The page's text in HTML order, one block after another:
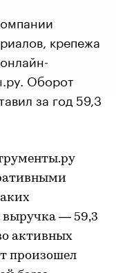
крепежа
Оборот
за год 59,3
выручка — 59,3
активных
произошел